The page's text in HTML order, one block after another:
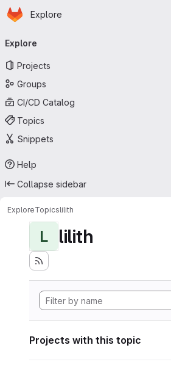
Skip to main content
Homepage
Explore
navigation
Explore
Projects
Groups
CI/CD Catalog
Topics
Snippets
Help
Collapse sidebar
ExploreTopicslilith
L lilith
Projects with this topic